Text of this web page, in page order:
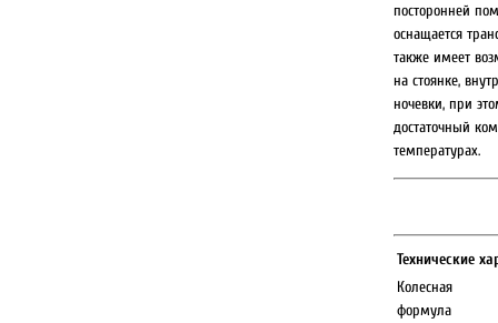
посторонней
оснащается
также имеет
на стоянке,
ночевки, при
достаточный
температурах.
Технические
Колесная
формула